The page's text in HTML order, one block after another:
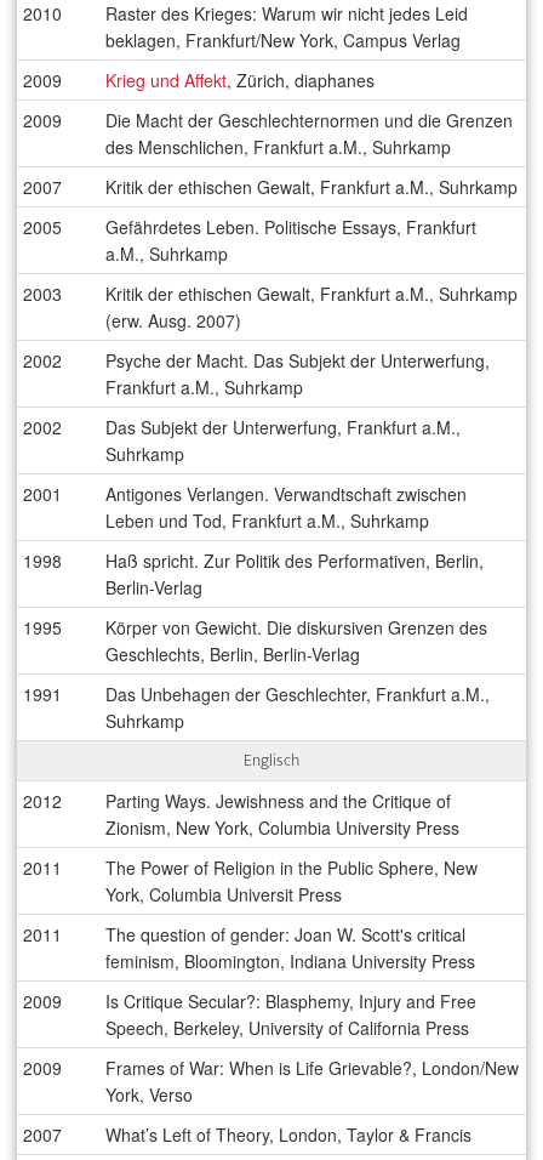
2010
Raster des Krieges: Warum wir nicht jedes Leid
beklagen, Frankfurt/New York, Campus Verlag
2009
Krieg und Affekt, Zürich, diaphanes
2009
Die Macht der Geschlechternormen und die Grenzen
des Menschlichen, Frankfurt a.M., Suhrkamp
2007
Kritik der ethischen Gewalt, Frankfurt a.M., Suhrkamp
2005
Gefährdetes Leben. Politische Essays, Frankfurt
a.M., Suhrkamp
2003
Kritik der ethischen Gewalt, Frankfurt a.M., Suhrkamp
(erw. Ausg. 2007)
2002
Psyche der Macht. Das Subjekt der Unterwerfung,
Frankfurt a.M., Suhrkamp
2002
Das Subjekt der Unterwerfung, Frankfurt a.M.,
Suhrkamp
2001
Antigones Verlangen. Verwandtschaft zwischen
Leben und Tod, Frankfurt a.M., Suhrkamp
1998
Haß spricht. Zur Politik des Performativen, Berlin,
Berlin-Verlag
1995
Körper von Gewicht. Die diskursiven Grenzen des
Geschlechts, Berlin, Berlin-Verlag
1991
Das Unbehagen der Geschlechter, Frankfurt a.M.,
Suhrkamp
Englisch
2012
Parting Ways. Jewishness and the Critique of
Zionism, New York, Columbia University Press
2011
The Power of Religion in the Public Sphere, New
York, Columbia Universit Press
2011
The question of gender: Joan W. Scott's critical
feminism, Bloomington, Indiana University Press
2009
Is Critique Secular?: Blasphemy, Injury and Free
Speech, Berkeley, University of California Press
2009
Frames of War: When is Life Grievable?, London/New
York, Verso
2007
What’s Left of Theory, London, Taylor & Francis